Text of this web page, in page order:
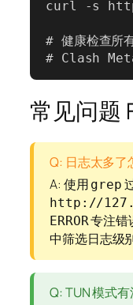
curl -s
# 健康检查所
# Clash
常见问题
Q: 日志太多了
A: 使用 grep
http://
ERROR专注错
中筛选日志级别
Q: TUN 模式